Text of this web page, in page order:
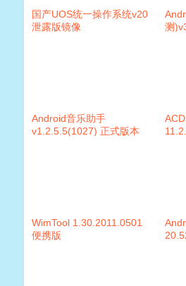
国产UOS统一操作系统v20
泄露版镜像
测
Android音乐助手
v1.2.5.5(1027) 正式版本
WimTool 1.30.2011.0501
便携版